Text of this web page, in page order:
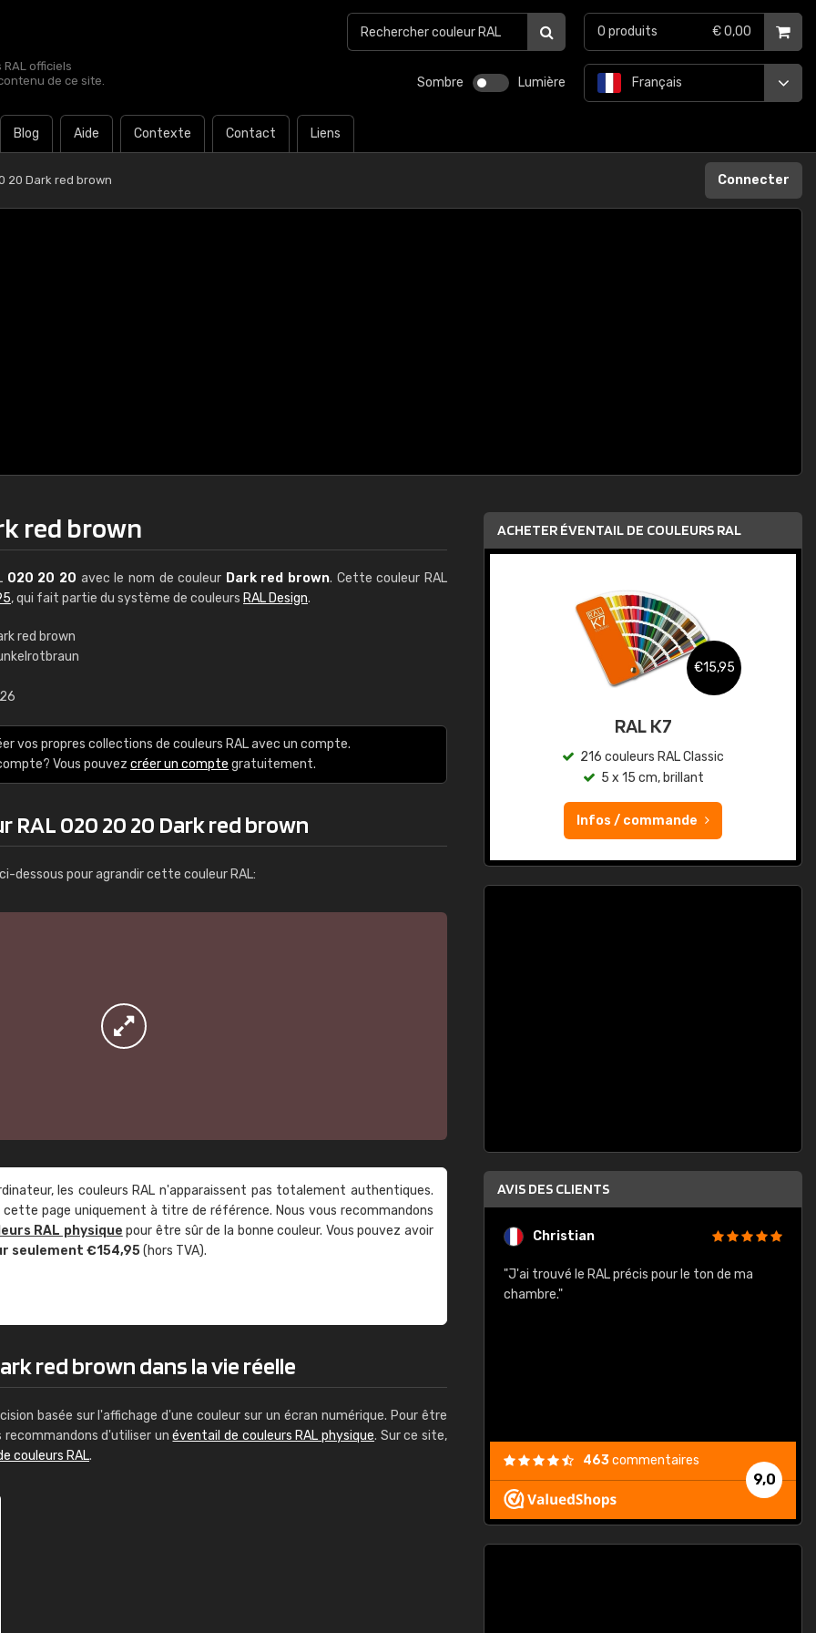
officiels
de ce site.
Sombre Lumière
Blog Aide Contexte Contact Liens
Français
0 produits € 0,00
20 Dark red brown Connecter
red brown
020 20 20 avec le nom de couleur Dark red brown. Cette couleur RAL
, qui fait partie du système de couleurs RAL Design.
red brown
vos propres collections de couleurs RAL avec un compte.
Vous pouvez créer un compte gratuitement.
RAL 020 20 20 Dark red brown
dessous pour agrandir cette couleur RAL:
les couleurs RAL n'apparaissent pas totalement authentiques.
cette page uniquement à titre de référence. Nous vous recommandons
RAL physique pour être sûr de la bonne couleur. Vous pouvez avoir
seulement €154,95(hors TVA).
red brown dans la vie réelle
basée sur l'affichage d'une couleur sur un écran numérique. Pour être
recommandons d'utiliser unéventail de couleurs RAL physique. Sur ce site,
couleurs RAL.
ACHETER ÉVENTAIL DE COULEURS RAL
RAL K7 à base d'eau
216 couleurs RAL Classic
Infos / commande
€15,95
RAL K7
216 couleurs RAL Classic
5 x 15 cm, brillant
Infos / commande
AVIS DES CLIENTS
Guillaume Euvrard Christian
"J'ai trouvé le RAL précis pour le ton de ma
chambre."
9,0
463commentaires